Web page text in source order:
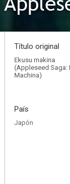
Título original
Ekusu makina
(Appleseed Saga:
Machina)
País
Japón